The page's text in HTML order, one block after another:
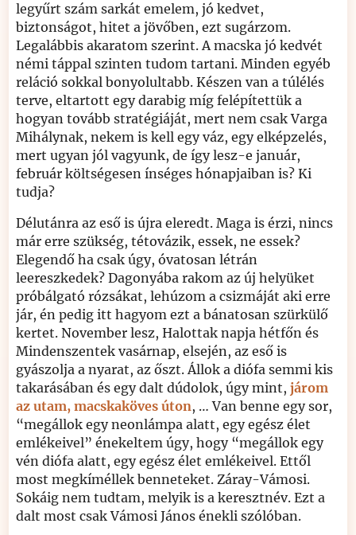
legyűrt szám sarkát emelem, jó kedvet,
biztonságot, hitet a jövőben, ezt sugárzom.
Legalábbis akaratom szerint. A macska jó kedvét
némi táppal szinten tudom tartani. Minden egyéb
reláció sokkal bonyolultabb. Készen van a túlélés
terve, eltartott egy darabig míg felépítettük a
hogyan tovább stratégiáját, mert nem csak Varga
Mihálynak, nekem is kell egy váz, egy elképzelés,
mert ugyan jól vagyunk, de így lesz-e január,
február költségesen ínséges hónapjaiban is? Ki
tudja?
Délutánra az eső is újra eleredt. Maga is érzi, nincs
már erre szükség, tétovázik, essek, ne essek?
Elegendő ha csak úgy, óvatosan létrán
leereszkedek? Dagonyába rakom az új helyüket
próbálgató rózsákat, lehúzom a csizmáját aki erre
jár, én pedig itt hagyom ezt a bánatosan szürkülő
kertet. November lesz, Halottak napja hétfőn és
Mindenszentek vasárnap, elsején, az eső is
gyászolja a nyarat, az őszt. Állok a diófa semmi kis
takarásában és egy dalt dúdolok, úgy mint, járom
az utam, macskaköves úton, … Van benne egy sor,
“megállok egy neonlámpa alatt, egy egész élet
emlékeivel” énekeltem úgy, hogy “megállok egy
vén diófa alatt, egy egész élet emlékeivel. Ettől
most megkíméllek benneteket. Záray-Vámosi.
Sokáig nem tudtam, melyik is a keresztnév. Ezt a
dalt most csak Vámosi János énekli szólóban.